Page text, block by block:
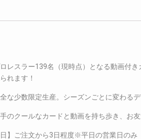
レスラー139名（現時点）となる動画付
れます！
な少数限定生産。シーズンごとに変わる
のクールなカードと動画を持ち歩き、お
日】ご注文から3日程度※平日の営業日のみ